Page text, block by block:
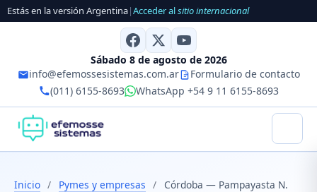
Estás en la versión Argentina|Acceder alsitio internacional
Sábado 8 de agosto de 2026
info@efemossesistemas.com.ar
Formulario de contacto
(011) 6155-8693
WhatsApp +54 9 11 6155-8693
Inicio / Pymes y empresas / Córdoba — Pampayasta N.